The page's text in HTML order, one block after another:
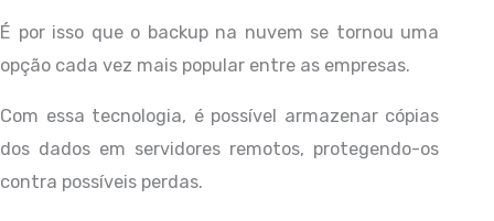
É por isso que o backup na nuvem se tornou uma
opção cada vez mais popular entre as empresas.
Com essa tecnologia, é possível armazenar cópias
dos dados em servidores remotos, protegendo-os
contra possíveis perdas.